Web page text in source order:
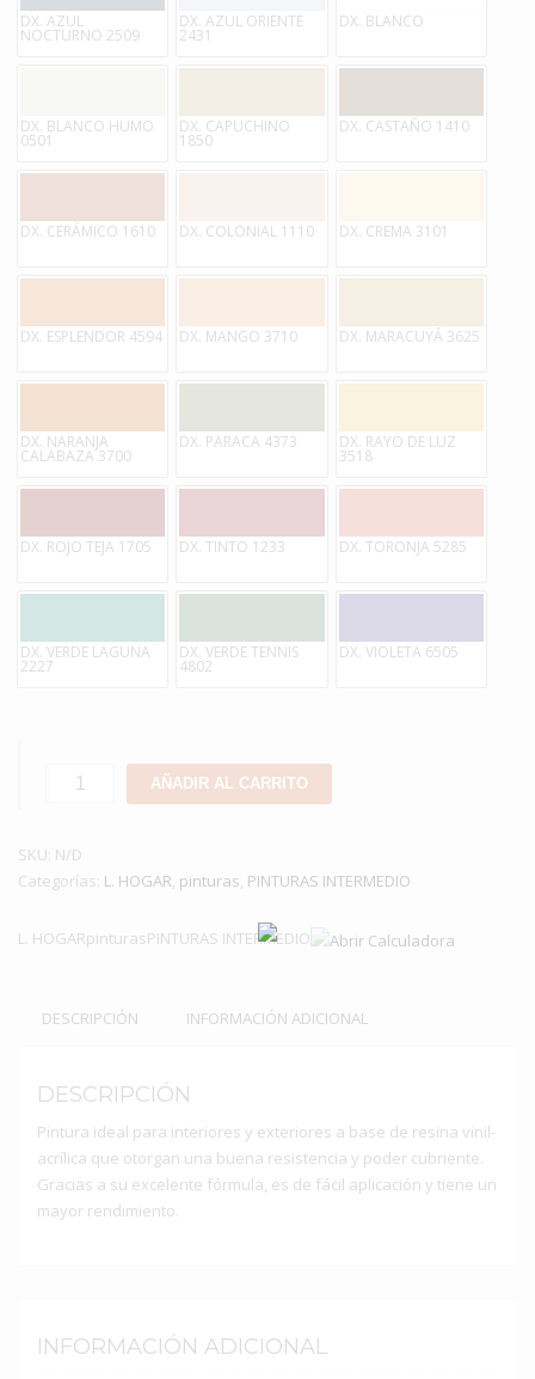
DX. AZUL
NOCTURNO 2509
DX. AZUL ORIENTE
2431
DX. BLANCO
DX. BLANCO HUMO
0501
DX. CAPUCHINO
1850
DX. CASTAÑO 1410
DX. CERÁMICO 1610 DX. COLONIAL 1110 DX. CREMA 3101
DX. ESPLENDOR 4594 DX. MANGO 3710 DX. MARACUYÁ 3625
DX. NARANJA
CALABAZA 3700
DX. PARACA 4373 DX. RAYO DE LUZ
3518
DX. ROJO TEJA 1705 DX. TINTO 1233 DX. TORONJA 5285
DX. VERDE LAGUNA
2227
DX. VERDE TENNIS
4802
DX. VIOLETA 6505
Látex
Mate
de
gl
AÑADIR AL CARRITO
SKU: N/D
Categorías: L. HOGAR, pinturas, PINTURAS INTERMEDIO
L. HOGARpinturasPINTURAS INTERMEDIO
DESCRIPCIÓN INFORMACIÓN ADICIONAL
DESCRIPCIÓN
Pintura ideal para interiores y exteriores a base de resina vinil-
acrílica que otorgan una buena resistencia y poder cubriente.
Gracias a su excelente fórmula, es de fácil aplicación y tiene un
mayor rendimiento.
INFORMACIÓN ADICIONAL